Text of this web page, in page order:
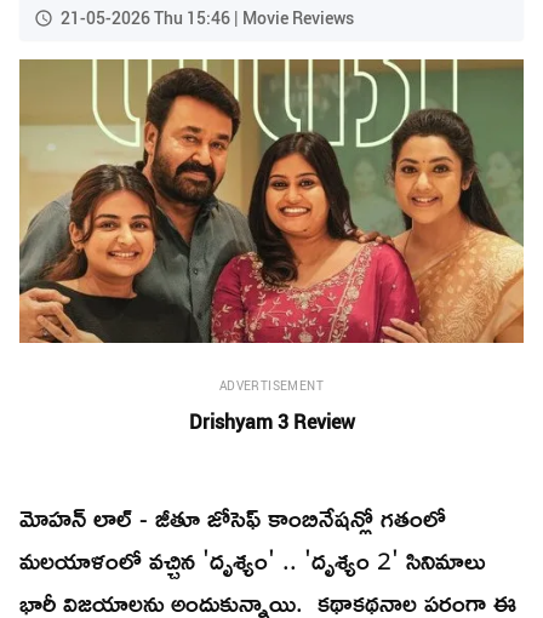
21-05-2026 Thu 15:46 | Movie Reviews
ADVERTISEMENT
Drishyam 3 Review
మోహన్ లాల్ - జీతూ జోసెఫ్ కాంబినేషన్లో గతంలో
మలయాళంలో వచ్చిన 'దృశ్యం' .. 'దృశ్యం 2' సినిమాలు
భారీ విజయాలను అందుకున్నాయి. కథాకథనాల పరంగా ఈ